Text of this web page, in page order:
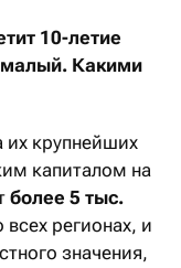
10-летие
Какими
их крупнейших
капиталом на
более 5 тыс.
регионах, и
значения,